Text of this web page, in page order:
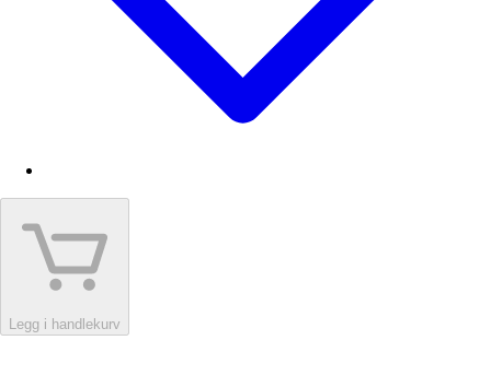
Legg i handlekurv